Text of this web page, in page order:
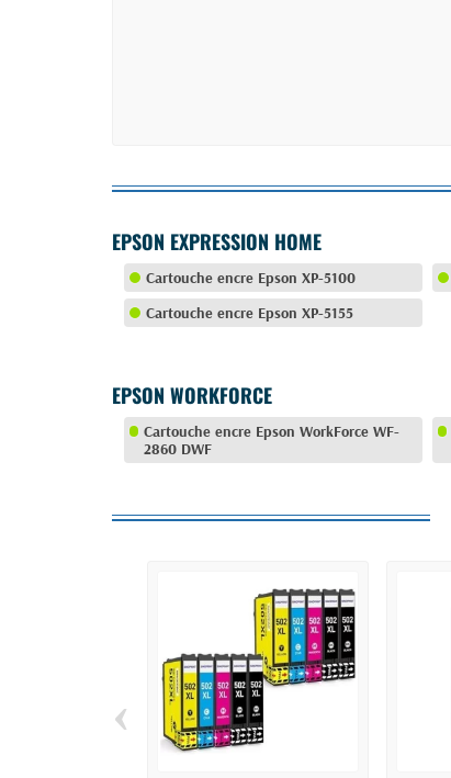
EPSON EXPRESSION HOME
Cartouche encre Epson XP-5100
Cartouche encre Epson XP-5155
EPSON WORKFORCE
Cartouche encre Epson WorkForce WF-
2860 DWF
‹